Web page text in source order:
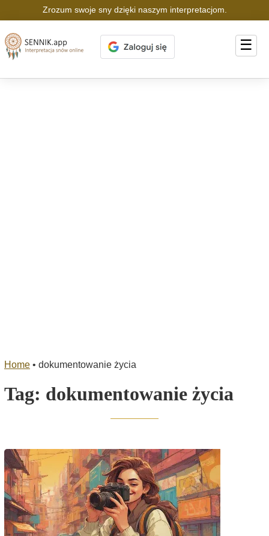
Zrozum swoje sny dzięki naszym interpretacjom.
☰
Home • dokumentowanie życia
Tag: dokumentowanie życia